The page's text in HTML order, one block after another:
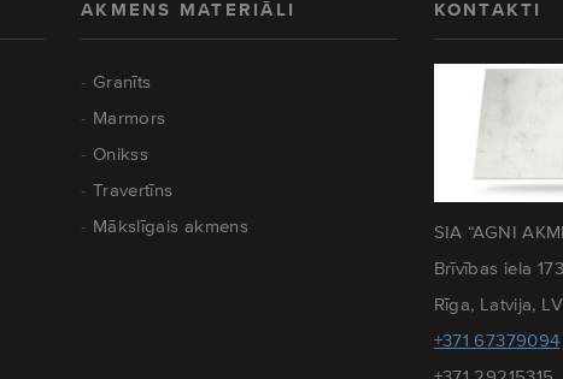
AKMENS MATERIĀLI
Granīts
Marmors
Onikss
Travertīns
Mākslīgais akmens
KONTAKTI
SIA “AGNI
Brīvības iela
Rīga, Latvija,
+371 67379094